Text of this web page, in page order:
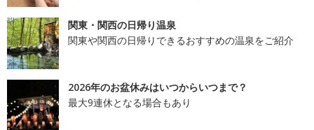
関東・関西の日帰り温泉
関東や関西の日帰りできるおすすめの温泉をご紹介
2026年のお盆休みはいつからいつまで？
最大9連休となる場合もあり